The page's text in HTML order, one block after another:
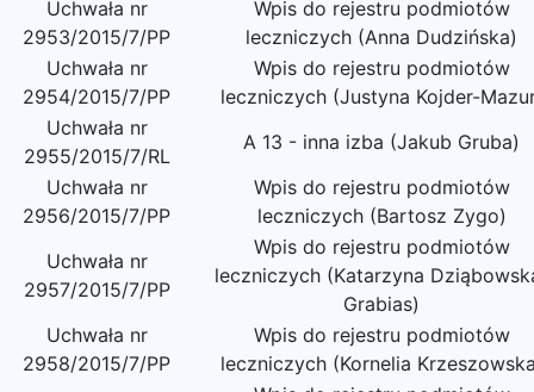
Uchwała nr
2953/2015/7/PP
Wpis do rejestru podmiotów
leczniczych (Anna Dudzińska)
Uchwała nr
2954/2015/7/PP
Wpis do rejestru podmiotów
leczniczych (Justyna Kojder-
Uchwała nr
2955/2015/7/RL
A 13 - inna izba (Jakub Gruba)
Uchwała nr
2956/2015/7/PP
Wpis do rejestru podmiotów
leczniczych (Bartosz Zygo)
Uchwała nr
2957/2015/7/PP
Wpis do rejestru podmiotów
leczniczych (Katarzyna
Grabias)
Uchwała nr
2958/2015/7/PP
Wpis do rejestru podmiotów
leczniczych (Kornelia